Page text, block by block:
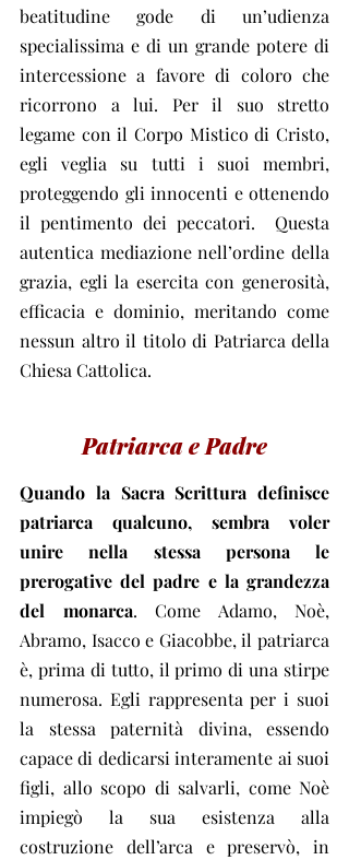
beatitudine gode di un’udienza
specialissima e di un grande potere di
intercessione a favore di coloro che
ricorrono a lui. Per il suo stretto
legame con il Corpo Mistico di Cristo,
egli veglia su tutti i suoi membri,
proteggendo gli innocenti e ottenendo
il pentimento dei peccatori.  Questa
autentica mediazione nell’ordine della
grazia, egli la esercita con generosità,
efficacia e dominio, meritando come
nessun altro il titolo di Patriarca della
Chiesa Cattolica.
Patriarca e Padre
Quando la Sacra Scrittura definisce
patriarca qualcuno, sembra voler
unire nella stessa persona le
prerogative del padre e la grandezza
del monarca. Come Adamo, Noè,
Abramo, Isacco e Giacobbe, il patriarca
è, prima di tutto, il primo di una stirpe
numerosa. Egli rappresenta per i suoi
la stessa paternità divina, essendo
capace di dedicarsi interamente ai suoi
figli, allo scopo di salvarli, come Noè
impiegò la sua esistenza alla
costruzione dell’arca e preservò, in